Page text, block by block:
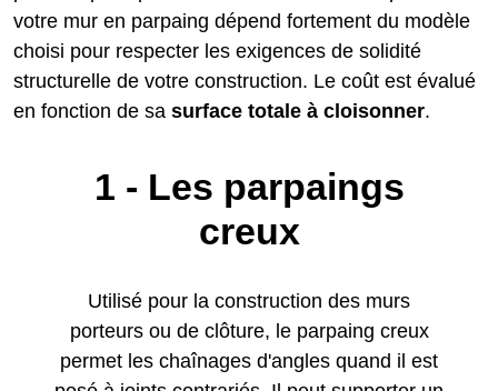
votre mur en parpaing dépend fortement du modèle
choisi pour respecter les exigences de solidité
structurelle de votre construction. Le coût est évalué
en fonction de sa surface totale à cloisonner.
1 - Les parpaings
creux
Utilisé pour la construction des murs
porteurs ou de clôture, le parpaing creux
permet les chaînages d'angles quand il est